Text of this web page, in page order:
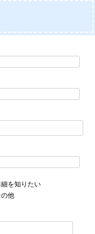
を知りたい
の他